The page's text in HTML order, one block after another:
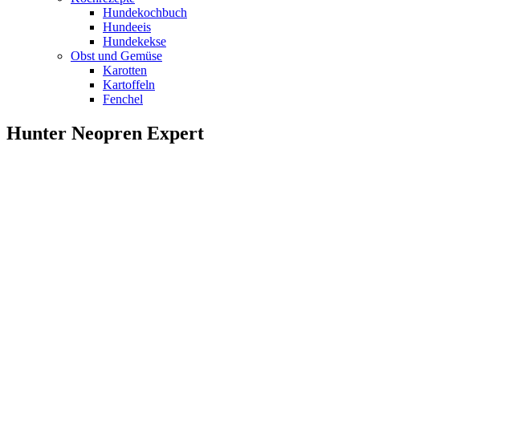
Hundekochbuch
Hundeeis
Hundekekse
Obst und Gemüse
Karotten
Kartoffeln
Fenchel
Hunter Neopren Expert